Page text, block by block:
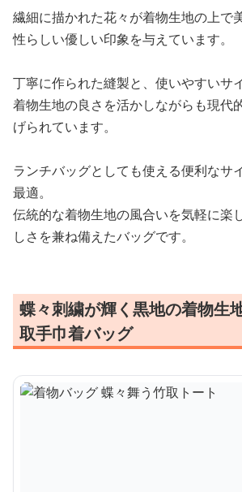
繊細に描かれた花々が着物生地の上で
性らしい優しい印象を与えています。
丁寧に作られた縫製と、使いやすいサ
着物生地の良さを活かしながらも現代
げられています。
ランチバッグとしても使える便利なサ
最適。
伝統的な着物生地の風合いを気軽に楽
しさを兼ね備えたバッグです。
蝶々刺繍が輝く黒地の着物生
取手巾着バッグ